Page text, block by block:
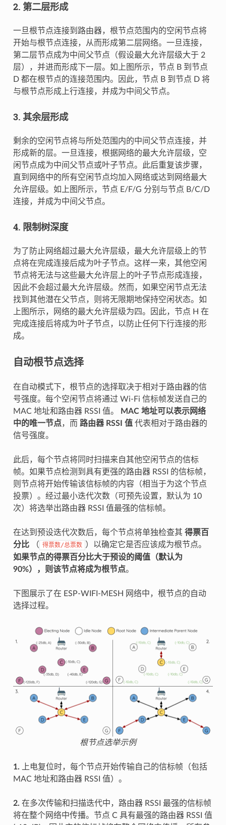
2. 第二层形成
一旦根节点连接到路由器，根节点范围内的空闲节点将
开始与根节点连接，从而形成第二层网络。一旦连接，
第二层节点成为中间父节点（假设最大允许层级大于 2
层），并进而形成下一层。如上图所示，节点 B 到节点
D 都在根节点的连接范围内。因此，节点 B 到节点 D 将
与根节点形成上行连接，并成为中间父节点。
3. 其余层形成
剩余的空闲节点将与所处范围内的中间父节点连接，并
形成新的层。一旦连接，根据网络的最大允许层级，空
闲节点成为中间父节点或叶子节点。此后重复该步骤，
直到网络中的所有空闲节点均加入网络或达到网络最大
允许层级。如上图所示，节点 E/F/G 分别与节点 B/C/D
连接，并成为中间父节点。
4. 限制树深度
为了防止网络超过最大允许层级，最大允许层级上的节
点将在完成连接后成为叶子节点。这样一来，其他空闲
节点将无法与这些最大允许层上的叶子节点形成连接，
因此不会超过最大允许层级。然而，如果空闲节点无法
找到其他潜在父节点，则将无限期地保持空闲状态。如
上图所示，网络的最大允许层级为四。因此，节点 H 在
完成连接后将成为叶子节点，以防止任何下行连接的形
成。
自动根节点选择
在自动模式下，根节点的选择取决于相对于路由器的信
号强度。每个空闲节点将通过 Wi-Fi 信标帧发送自己的
MAC 地址和路由器 RSSI 值。
MAC 地址可以表示网络
中的唯一节点，而 路由器 RSSI 值代表相对于路由器的
信号强度。
此后，每个节点将同时扫描来自其他空闲节点的信标
帧。如果节点检测到具有更强的路由器 RSSI 的信标帧，
则节点将开始传输该信标帧的内容（相当于为这个节点
投票）。经过最小迭代次数（可预先设置，默认为 10
次）将选举出路由器 RSSI 值最强的信标帧。
在达到预设迭代次数后，每个节点将单独检查其 得票百
分比（ 得票数/总票数 ）以确定它是否应该成为根节点。
如果节点的得票百分比大于预设的阈值（默认为
90%），则该节点将成为根节点。
下图展示了在 ESP-WIFI-MESH 网络中，根节点的自动
选择过程。
根节点选举示例
1. 上电复位时，每个节点开始传输自己的信标帧（包括
MAC 地址和路由器 RSSI 值）。
2. 在多次传输和扫描迭代中，路由器 RSSI 最强的信标帧
将在整个网络中传播。节点 C 具有最强的路由器 RSSI 值